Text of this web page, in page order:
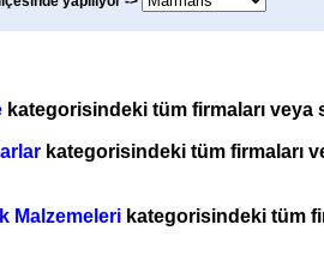
kategorisindeki tüm firmaları veya
kategorisindeki tüm firmaları
Malzemeleri kategorisindeki tüm